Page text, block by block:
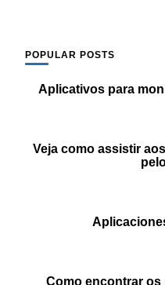
POPULAR POSTS
Aplicativos para
Veja como assistir
Como encontrar